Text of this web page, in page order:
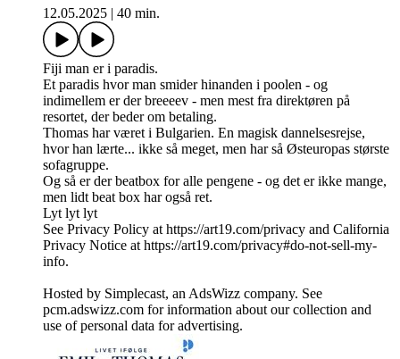
12.05.2025
40 min.
Fiji man er i paradis.
Et paradis hvor man smider hinanden i poolen - og
indimellem er der breeeev - men mest fra direktøren på
resortet, der beder om betaling.
Thomas har været i Bulgarien. En magisk dannelsesrejse,
hvor han lærte... ikke så meget, men har så Østeuropas største
sofagruppe.
Og så er der beatbox for alle pengene - og det er ikke mange,
men lidt beat box har også ret.
Lyt lyt lyt
See Privacy Policy at https://art19.com/privacy and California
Privacy Notice at https://art19.com/privacy#do-not-sell-my-
info.
Hosted by Simplecast, an AdsWizz company. See
pcm.adswizz.com for information about our collection and
use of personal data for advertising.